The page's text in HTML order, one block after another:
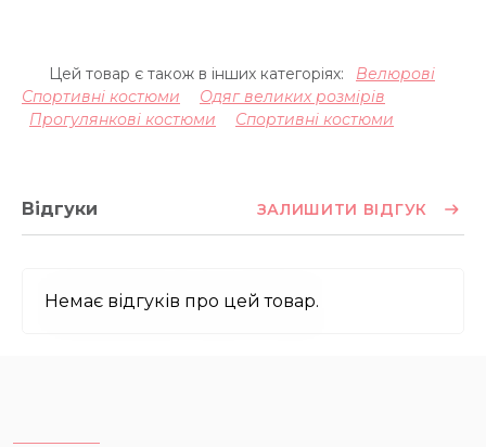
Цей товар є також в інших категоріях:
Велюрові
Спортивні костюми
Одяг великих розмірів
Прогулянкові костюми
Спортивні костюми
Відгуки ЗАЛИШИТИ ВІДГУК
Немає відгуків про цей товар.